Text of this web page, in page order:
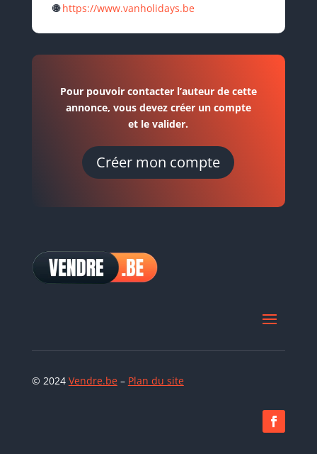
🌐https://www.vanholidays.be
Pour pouvoir contacter l’auteur de cette
annonce, vous devez créer un compte
et le valider.
Créer mon compte
© 2024 Vendre.be– Plan du site